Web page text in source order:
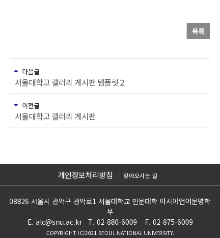
목록
다음글
서울대학교 갤러리 게시판 템플릿 2
이전글
서울대학교 갤러리 게시판
개인정보처리방침 찾아오시는 길
08826 서울시 관악구 관악로1 서울대학교 인문대학 아시아언어문명학
부
E. alc@snu.ac.kr T. 02-880-6009 F. 02-875-6009
COPYRIGHT (C)2021 SEOUL NATIONAL UNIVERSITY.